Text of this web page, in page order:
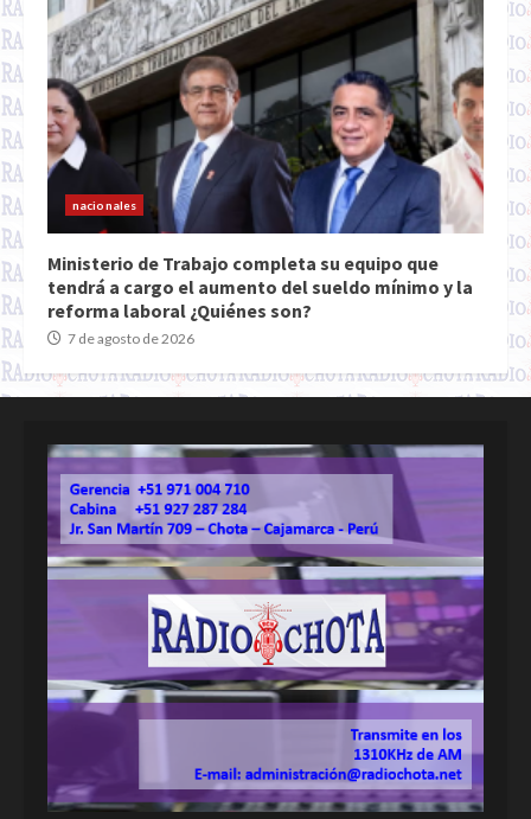
nacionales
Ministerio de Trabajo completa su equipo que
tendrá a cargo el aumento del sueldo mínimo y la
reforma laboral ¿Quiénes son?
7 de agosto de 2026